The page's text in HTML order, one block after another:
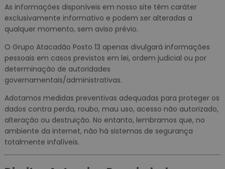
As informações disponíveis em nosso site têm caráter
exclusivamente informativo e podem ser alteradas a
qualquer momento, sem aviso prévio.
O Grupo Atacadão Posto 13 apenas divulgará informações
pessoais em casos previstos em lei, ordem judicial ou por
determinação de autoridades
governamentais/administrativas.
Adotamos medidas preventivas adequadas para proteger os
dados contra perda, roubo, mau uso, acesso não autorizado,
alteração ou destruição. No entanto, lembramos que, no
ambiente da internet, não há sistemas de segurança
totalmente infalíveis.